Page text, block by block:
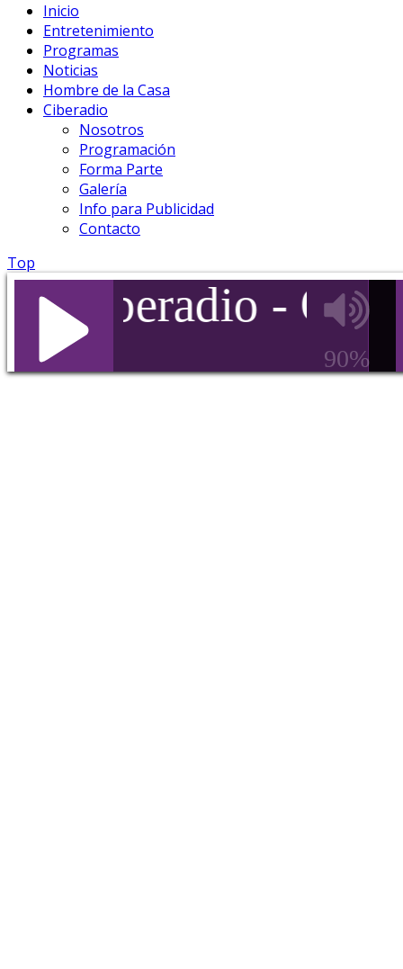
Inicio
Entretenimiento
Programas
Noticias
Hombre de la Casa
Ciberadio
Nosotros
Programación
Forma Parte
Galería
Info para Publicidad
Contacto
Top